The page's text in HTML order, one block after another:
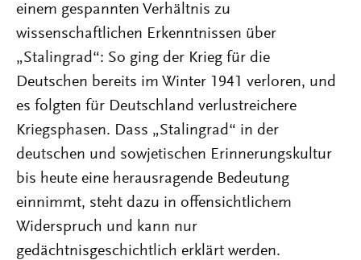
einem gespannten Verhältnis zu
wissenschaftlichen Erkenntnissen über
„Stalingrad“: So ging der Krieg für die
Deutschen bereits im Winter 1941 verloren, und
es folgten für Deutschland verlustreichere
Kriegsphasen. Dass „Stalingrad“ in der
deutschen und sowjetischen Erinnerungskultur
bis heute eine herausragende Bedeutung
einnimmt, steht dazu in offensichtlichem
Widerspruch und kann nur
gedächtnisgeschichtlich erklärt werden.